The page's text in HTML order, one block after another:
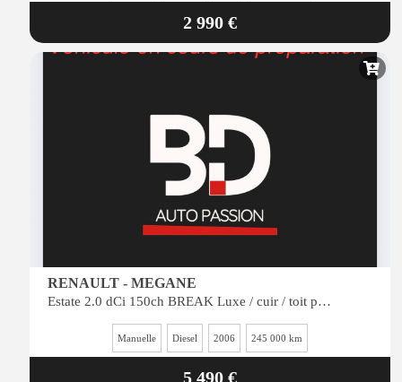
2 990 €
RENAULT - MEGANE
Estate 2.0 dCi 150ch BREAK Luxe / cuir / toit panoramique / reprise possible
Manuelle Diesel 2006 245 000 km
5 490 €